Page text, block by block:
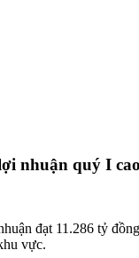
nhuận quý I
đạt 11.286 tỷ
vực.